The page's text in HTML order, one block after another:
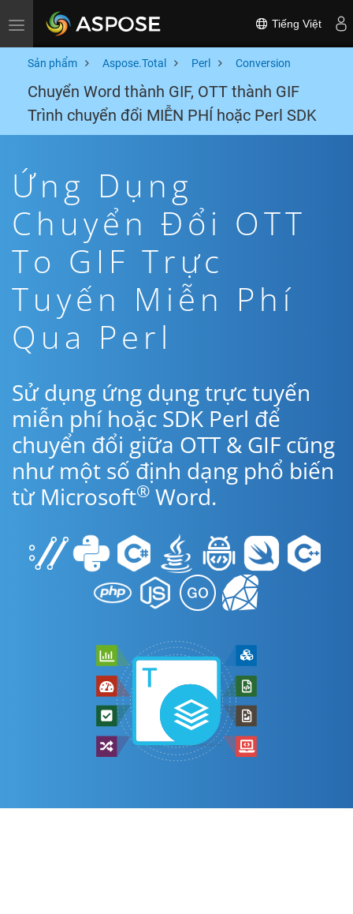
Toggle navigation Tiếng Việt
Sản phẩm Aspose.Total Perl Conversion
Chuyển Word thành GIF, OTT thành GIF
Trình chuyển đổi MIỄN PHÍ hoặc Perl SDK
Ứng Dụng
Chuyển Đổi OTT
To GIF Trực
Tuyến Miễn Phí
Qua Perl
Sử dụng ứng dụng trực tuyến
miễn phí hoặc SDK Perl để
chuyển đổi giữa OTT & GIF cũng
như một số định dạng phổ biến
từ Microsoft® Word.